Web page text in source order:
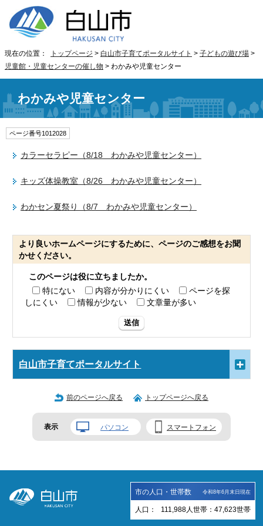
現在の位置： トップページ > 白山市子育てポータルサイト > 子どもの遊び場 >
児童館・児童センターの催し物 > わかみや児童センター
わかみや児童センター
ページ番号1012028
カラーセラピー（8/18 わかみや児童センター）
キッズ体操教室（8/26 わかみや児童センター）
わかセン夏祭り（8/7 わかみや児童センター）
より良いホームページにするために、ページのご感想をお聞
かせください。
このページは役に立ちましたか。
特にない
内容が分かりにくい
ページを探
しにくい
情報が少ない 文章量が多い
送信
白山市子育てポータルサイト
前のページへ戻る トップページへ戻る
表示 パソコン スマートフォン
市の人口・世帯数 令和8年6月末日現在
人口： 111,988 人 世帯： 47,623世帯